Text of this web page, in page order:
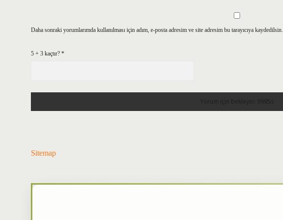
Daha sonraki yorumlarımda kullanılması için adım, e-posta adresim ve site adresim bu tarayıcıya kaydedilsin.
5 + 3 kaçtır? *
Sitemap